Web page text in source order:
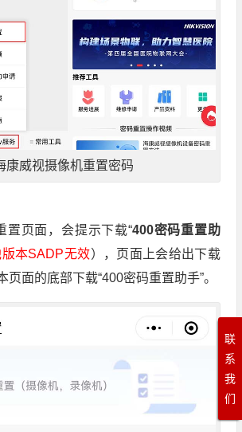
康威视摄像机重置密码
置页面，会提示下载“400密码重置助
本SADP无效），页面上会给出下载
页面的底部下载“400密码重置助手”。
联
系
我
们